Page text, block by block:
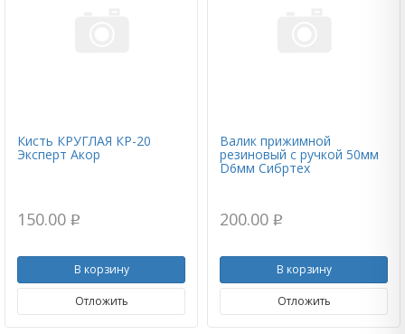
Кисть КРУГЛАЯ КР-20
Эксперт Акор
150.00 p
В корзину
Отложить
Валик прижимной
резиновый с ручкой 50мм
D6мм Сибртех
200.00 p
В корзину
Отложить